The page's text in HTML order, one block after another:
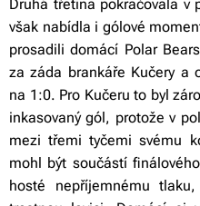
Druhá třetina pokračovala v
však nabídla i gólové
prosadili domácí Polar
za záda brankáře Kučery a
na 1:0. Pro Kučeru to byl
inkasovaný gól, protože v
mezi třemi tyčemi svému
mohl být součástí
hosté nepříjemnému